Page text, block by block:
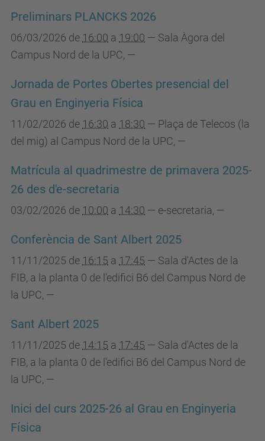
Preliminars PLANCKS 2026
06/03/2026 de 16:00 a 19:00 — Sala Àgora del
Campus Nord de la UPC, —
Jornada de Portes Obertes presencial del
Grau en Enginyeria Física
11/02/2026 de 16:30 a 18:30 — Plaça de Telecos (la
del mig) al Campus Nord de la UPC, —
Matrícula al quadrimestre de primavera 2025-
26 des d'e-secretaria
03/02/2026 de 10:00 a 14:30 — e-secretaria, —
Conferència de Sant Albert 2025
11/11/2025 de 16:15 a 17:45 — Sala d'Actes de la
FIB, a la planta 0 de l'edifici B6 del Campus Nord de
la UPC, —
Sant Albert 2025
11/11/2025 de 14:15 a 17:45 — Sala d'Actes de la
FIB, a la planta 0 de l'edifici B6 del Campus Nord de
la UPC, —
Inici del curs 2025-26 al Grau en Enginyeria
Física